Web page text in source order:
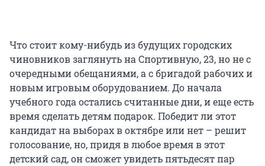
Что стоит кому-нибудь из будущих городских
чиновников заглянуть на Спортивную, 23, но не с
очередными обещаниями, а с бригадой рабочих и
новым игровым оборудованием. До начала
учебного года остались считанные дни, и еще есть
время сделать детям подарок. Победит ли этот
кандидат на выборах в октябре или нет – решит
голосование, но, придя в любое время в этот
детский сад, он сможет увидеть пятьдесят пар